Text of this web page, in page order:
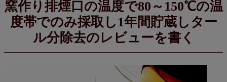
窯作り排煙口の温度で80～150℃の温
度帯でのみ採取し1年間貯蔵しター
ル分除去のレビューを書く